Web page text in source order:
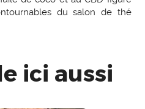
du salon de thé
ici aussi